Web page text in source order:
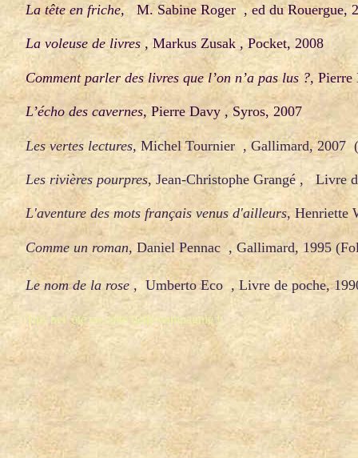
La tête en friche, M. Sabine Roger , ed du
La voleuse de livres , Markus Zusak ,
Comment parler des livres que l’on n’a pas lus ?,
L’écho des cavernes, Pierre Davy , Syros, 2007
Les vertes lectures,Michel Tournier ,
Les rivières pourpres, Jean-Christophe Grangé ,
L'aventure des mots français venus d'ailleurs, Henriette
Comme un roman, Daniel Pennac ,
Le nom de la rose , Umberto Eco , Livre de poche,
Très bel été en cette belle compagnie !